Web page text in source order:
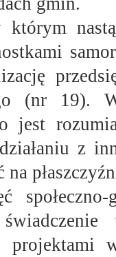
którym
(nr 19).
jest
z